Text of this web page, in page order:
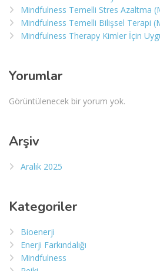
Mindfulness Temelli Stres Azaltma
Mindfulness Temelli Bilişsel Terapi
Mindfulness Therapy Kimler İçin
Yorumlar
Görüntülenecek bir yorum yok.
Arşiv
Aralık 2025
Kategoriler
Bioenerji
Enerji Farkındalığı
Mindfulness